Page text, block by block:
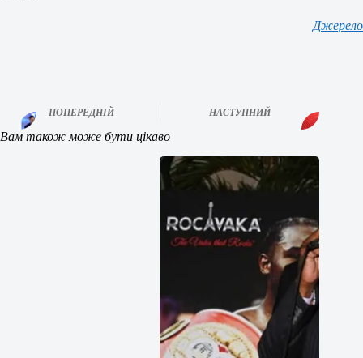
Джерело
ПОПЕРЕДНІЙ НАСТУПНИЙ
Вам також може бути цікаво